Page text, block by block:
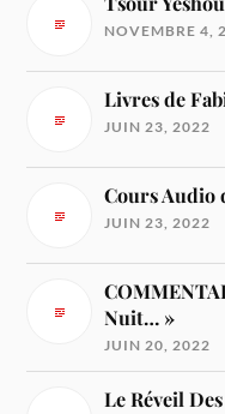
NOVEMBRE 4,
Livres de
JUIN 23, 2022
Cours Audio
JUIN 23, 2022
Nuit… »
JUIN 20, 2022
Le Réveil